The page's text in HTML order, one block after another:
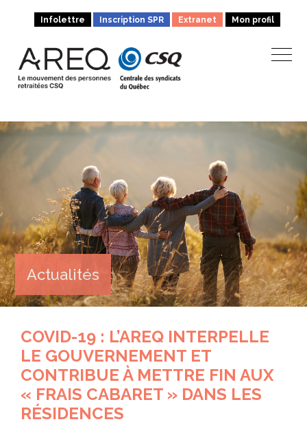
Infolettre Inscription SPR Extranet Mon profil
Actualités
COVID-19 : L’AREQ INTERPELLE
LE GOUVERNEMENT ET
CONTRIBUE À METTRE FIN AUX
« FRAIS CABARET » DANS LES
RÉSIDENCES